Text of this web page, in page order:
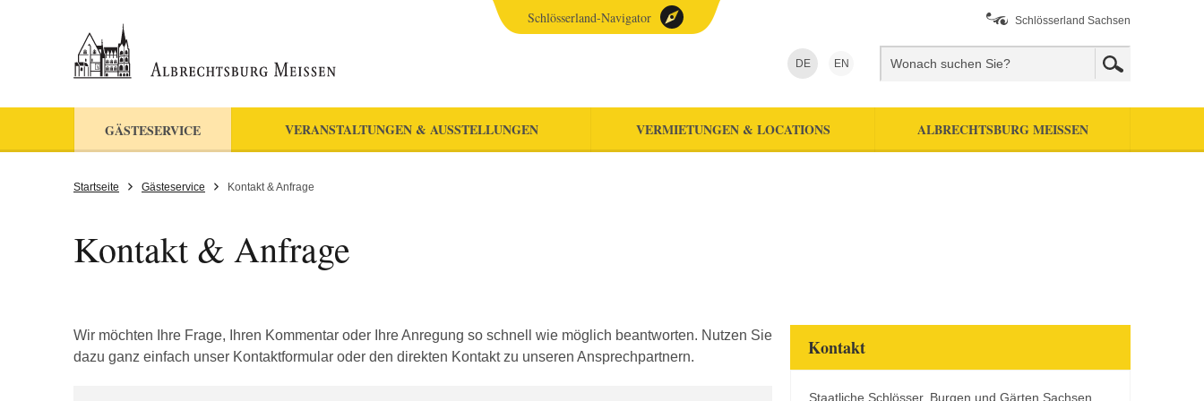
Schlösserland Sachsen
DE EN
GÄSTESERVICE VERANSTALTUNGEN & AUSSTELLUNGEN VERMIETUNGEN & LOCATIONS ALBRECHTSBURG MEISSEN
Schlösserland-Navigator
Startseite Gästeservice Kontakt & Anfrage
Kontakt & Anfrage
Wir möchten Ihre Frage, Ihren Kommentar oder Ihre Anregung so schnell wie möglich beantworten. Nutzen Sie
dazu ganz einfach unser Kontaktformular oder den direkten Kontakt zu unseren Ansprechpartnern.
Kontakt
Staatliche Schlösser, Burgen und Gärten Sachsen